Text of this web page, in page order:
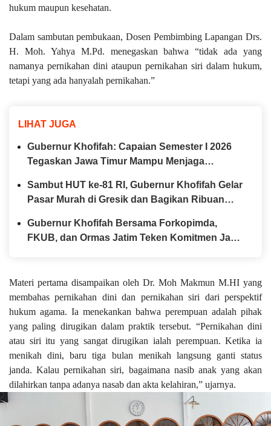
hukum maupun kesehatan.
Dalam sambutan pembukaan, Dosen Pembimbing Lapangan Drs.
H. Moh. Yahya M.Pd. menegaskan bahwa “tidak ada yang
namanya pernikahan dini ataupun pernikahan siri dalam hukum,
tetapi yang ada hanyalah pernikahan.”
LIHAT JUGA
Gubernur Khofifah: Capaian Semester I 2026
Tegaskan Jawa Timur Mampu Menjaga
sekaligus Menekan Kemiskinan dan
Pengangguran
Sambut HUT ke-81 RI, Gubernur Khofifah Gelar
Pasar Murah di Gresik dan Bagikan Ribuan
Gubernur Khofifah Bersama Forkopimda,
FKUB, dan Ormas Jatim Teken Komitmen Jaga
Materi pertama disampaikan oleh Dr. Moh Makmun M.HI yang
membahas pernikahan dini dan pernikahan siri dari perspektif
hukum agama. Ia menekankan bahwa perempuan adalah pihak
yang paling dirugikan dalam praktik tersebut. “Pernikahan dini
atau siri itu yang sangat dirugikan ialah perempuan. Ketika ia
menikah dini, baru tiga bulan menikah langsung ganti status
janda. Kalau pernikahan siri, bagaimana nasib anak yang akan
dilahirkan tanpa adanya nasab dan akta kelahiran,” ujarnya.